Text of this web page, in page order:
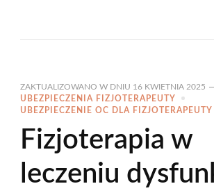
ZAKTUALIZOWANO W DNIU 16 KWIETNIA 2025
UBEZPIECZENIA FIZJOTERAPEUTY
UBEZPIECZENIE OC DLA FIZJOTERAPEUTY
Fizjoterapia w
leczeniu